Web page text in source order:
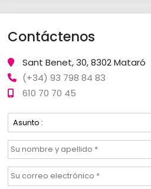
Contáctenos
Sant Benet, 30, 8302 Mataró
(+34) 93 798 84 83
610 70 70 45